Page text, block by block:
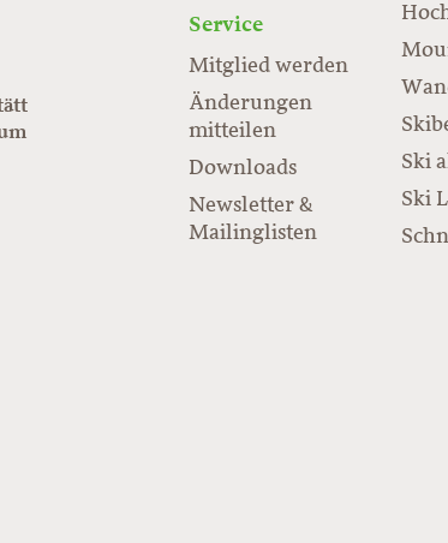
Ski
Ski
Service
Mitglied werden
Änderungen
mitteilen
Downloads
Newsletter &
Mailinglisten